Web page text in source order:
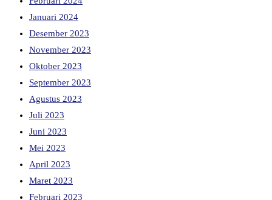
Januari 2024
Desember 2023
November 2023
Oktober 2023
September 2023
Agustus 2023
Juli 2023
Juni 2023
Mei 2023
April 2023
Maret 2023
Februari 2023